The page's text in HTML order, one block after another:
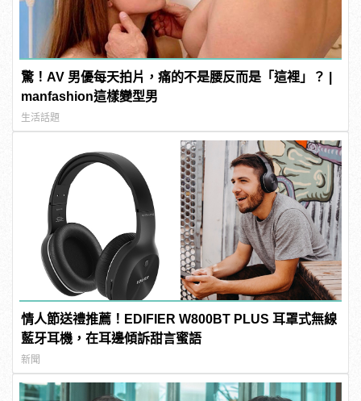
驚！AV 男優每天拍片，痛的不是腰反而是「這裡」？ |
manfashion這樣變型男
生活話題
情人節送禮推薦！EDIFIER W800BT PLUS 耳罩式無線
藍牙耳機，在耳邊傾訴甜言蜜語
新聞